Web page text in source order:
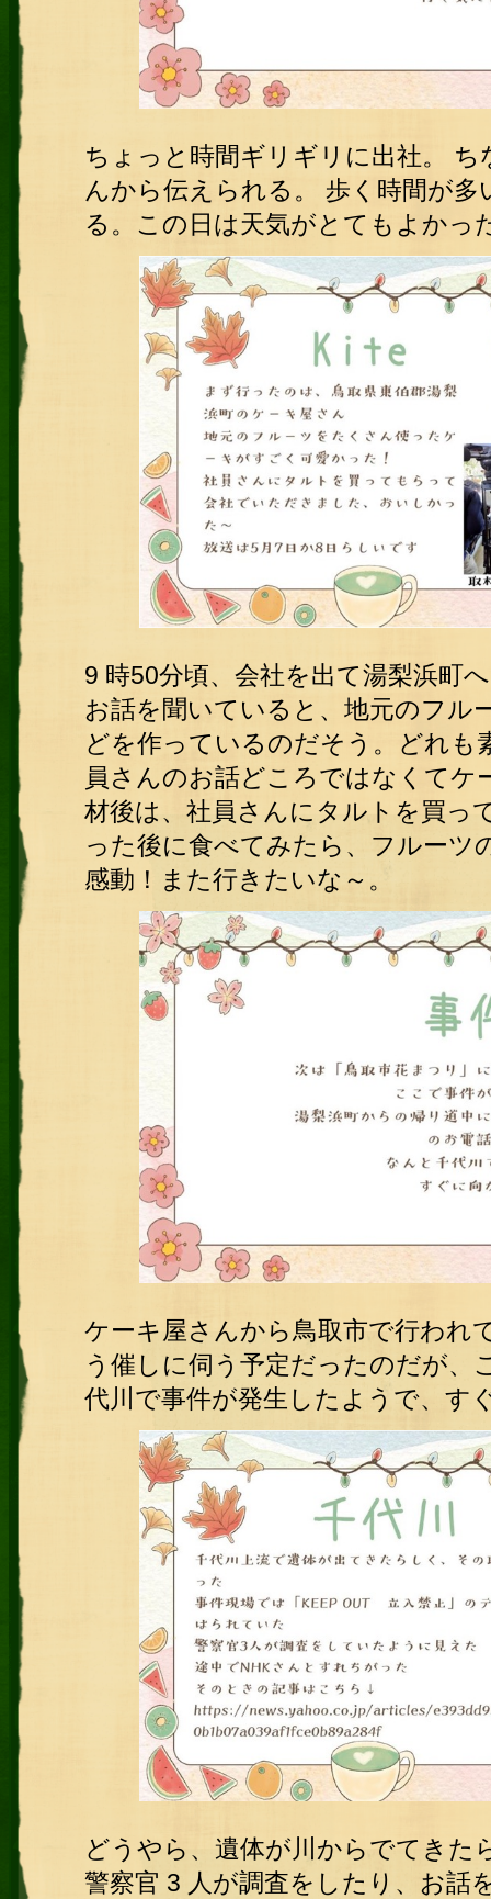
ちょっと時間ギリギリに出社。
んから伝えられる。 歩く時間が
る。この日は天気がとてもよかっ
9 時50分頃、会社を出て湯梨浜町
お話を聞いていると、地元のフル
どを作っているのだそう。どれも
員さんのお話どころではなくてケ
材後は、社員さんにタルトを買っ
った後に食べてみたら、フルーツ
感動！また行きたいな～。
ケーキ屋さんから鳥取市で行われ
う催しに伺う予定だったのだが、
代川で事件が発生したようで、す
どうやら、遺体が川からでてき
警察官 3 人が調査をしたり、お話